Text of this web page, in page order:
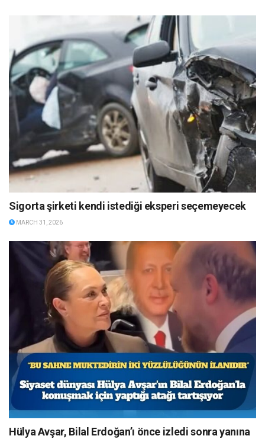
Sigorta şirketi kendi istediği eksperi seçemeyecek
MARCH 31, 2026
Hülya Avşar, Bilal Erdoğan’ı önce izledi sonra yanına